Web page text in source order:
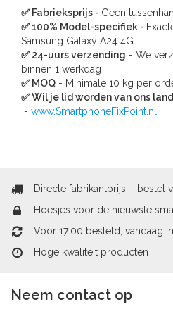
✅ Fabrieksprijs - Geen
✅ 100% Model-specifiek -
Samsung Galaxy A24 4G
✅ 24-uurs verzending - We
binnen 1 werkdag
✅ MOQ - Minimale 10 kg per
✅ Wil je lid worden van ons
- www.SmartphoneFixPoint.nl
Directe fabrikantprijs – bestel
Hoesjes voor de nieuwste
Voor 17:00 besteld, vandaag
Hoge kwaliteit producten
Neem contact op